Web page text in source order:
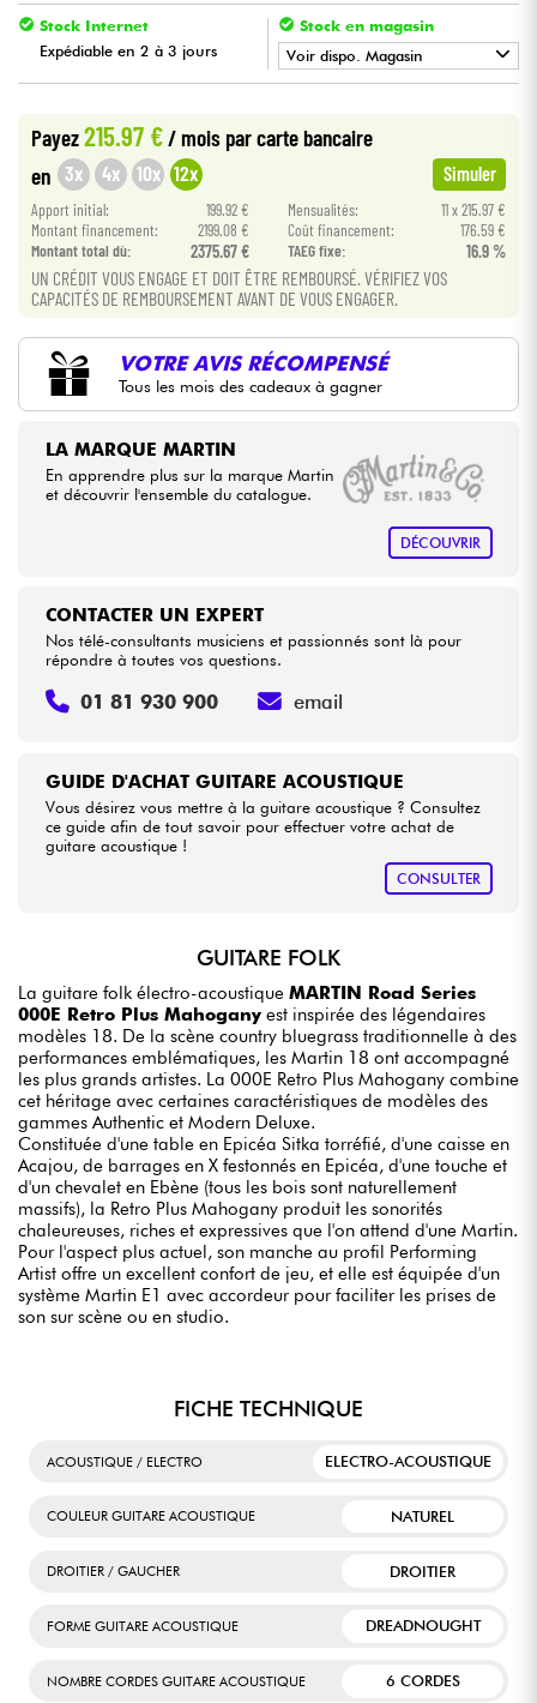
Violons & Quatuor
Eveil Musical
Câbles & Access.
HiFi
Packs
Stock Internet
Expédiable en 2 à 3 jours
Stock en magasin
Voir dispo. Magasin
•
Payez215.97 €/ mois par carte bancaire
en 3x 4x 10x 12x Simuler
Apport initial: 199.92 € Mensualités:
11 x 215.97 €
Montant financement:
2199.08 € Coût financement:
176.59 €
Montant total dù:
2375.67 € TAEG fixe: 16.9 %
UN CRÉDIT VOUS ENGAGE ET DOIT ÊTRE REMBOURSÉ. VÉRIFIEZ VOS
CAPACITÉS DE REMBOURSEMENT AVANT DE VOUS ENGAGER.
VOTRE AVIS RÉCOMPENSÉ
Tous les mois des cadeaux à gagner
LA MARQUE MARTIN
En apprendre plus sur la marque Martin
et découvrir l'ensemble du catalogue.
DÉCOUVRIR
GUIDE D'ACHAT GUITARE ACOUSTIQUE
Vous désirez vous mettre à la guitare acoustique ? Consultez
ce guide afin de tout savoir pour effectuer votre achat de
guitare acoustique !
CONSULTER
CONTACTER UN EXPERT
Nos télé-consultants musiciens et passionnés sont là pour
répondre à toutes vos questions.
01 81 930 900 email
GUITARE FOLK
La guitare folk électro-acoustique MARTIN Road Series
000E Retro Plus Mahogany est inspirée des légendaires
modèles 18. De la scène country bluegrass traditionnelle à des
performances emblématiques, les Martin 18 ont accompagné
les plus grands artistes. La 000E Retro Plus Mahogany combine
cet héritage avec certaines caractéristiques de modèles des
gammes Authentic et Modern Deluxe.
Constituée d'une table en Epicéa Sitka torréfié, d'une caisse en
Acajou, de barrages en X festonnés en Epicéa, d'une touche et
d'un chevalet en Ebène (tous les bois sont naturellement
massifs), la Retro Plus Mahogany produit les sonorités
chaleureuses, riches et expressives que l'on attend d'une Martin.
Pour l'aspect plus actuel, son manche au profil Performing
Artist offre un excellent confort de jeu, et elle est équipée d'un
système Martin E1 avec accordeur pour faciliter les prises de
son sur scène ou en studio.
FICHE TECHNIQUE
ACOUSTIQUE / ELECTRO ELECTRO-ACOUSTIQUE
COULEUR GUITARE ACOUSTIQUE NATUREL
DROITIER / GAUCHER DROITIER
FORME GUITARE ACOUSTIQUE DREADNOUGHT
NOMBRE CORDES GUITARE ACOUSTIQUE 6 CORDES